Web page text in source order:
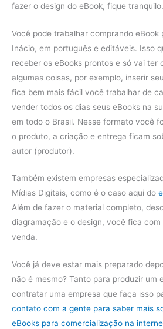
fazer o design do eBook, fique tranquilo.
Você pode trabalhar comprando eBook
Inácio, em português e editáveis. Isso
receber os eBooks prontos e só vai ter
algumas coisas, por exemplo, inserir
fica bem mais fácil você trabalhar de
vender todos os dias seus eBooks na
em todo o Brasil. Nesse formato você
o produto, a criação e entrega ficam
autor (produtor).
Também existem empresas
Mídias Digitais, como é o caso aqui do
Além de fazer o material completo,
diagramação e o design, você fica
venda.
Você já deve estar mais preparado
não é mesmo? Tanto para produzir um
contratar uma empresa que faça isso
contato com a gente para saber mais
eBooks para comercialização na